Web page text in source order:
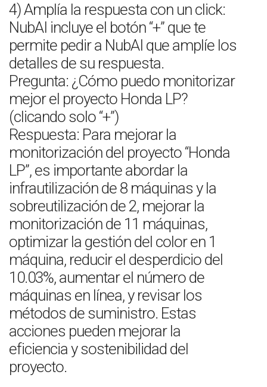
4) Amplía la respuesta con un click:
NubAI incluye el botón “+” que te
permite pedir a NubAI que amplíe los
detalles de su respuesta.
Pregunta: ¿Cómo puedo monitorizar
mejor el proyecto Honda LP?
(clicando solo “+”)
Respuesta: Para mejorar la
monitorización del proyecto “Honda
LP”, es importante abordar la
infrautilización de 8 máquinas y la
sobreutilización de 2, mejorar la
monitorización de 11 máquinas,
optimizar la gestión del color en 1
máquina, reducir el desperdicio del
10.03%, aumentar el número de
máquinas en línea, y revisar los
métodos de suministro. Estas
acciones pueden mejorar la
eficiencia y sostenibilidad del
proyecto.